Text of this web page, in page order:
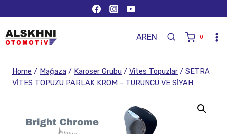
AREN 0
Home / Mağaza / Karoser Grubu / Vites Topuzlar / SETRA
VİTES TOPUZU PARLAK KROM – TURUNCU VE SİYAH